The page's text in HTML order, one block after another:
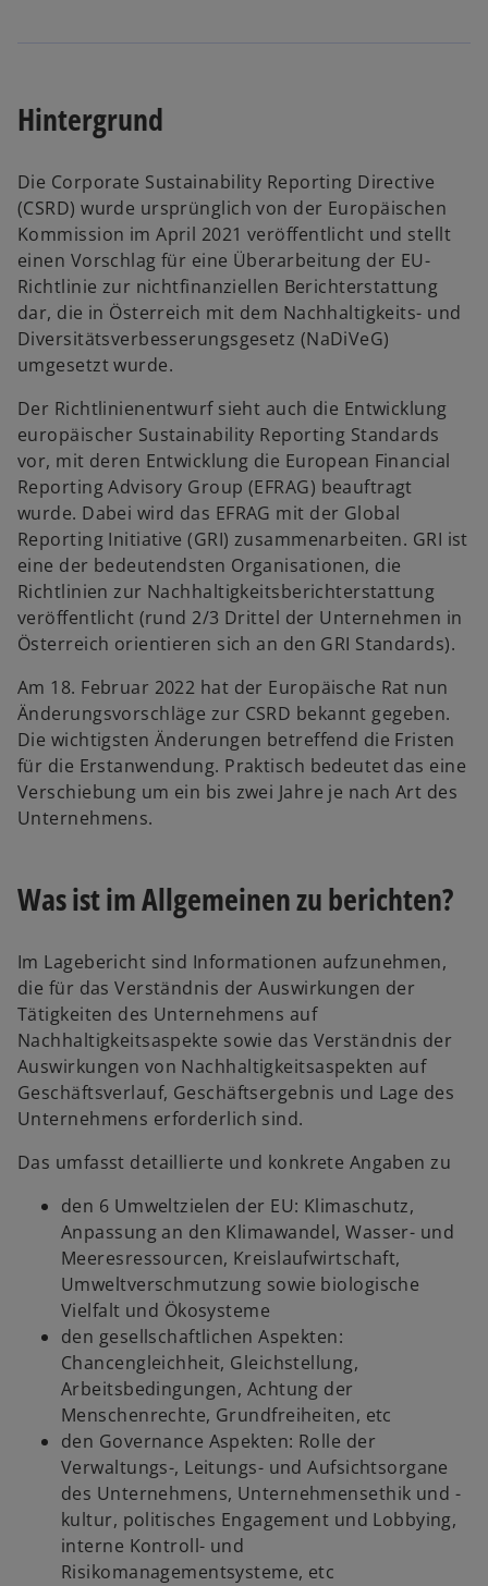
Hintergrund
Die Corporate Sustainability Reporting Directive
(CSRD) wurde ursprünglich von der Europäischen
Kommission im April 2021 veröffentlicht und stellt
einen Vorschlag für eine Überarbeitung der EU-
Richtlinie zur nichtfinanziellen Berichterstattung
dar, die in Österreich mit dem Nachhaltigkeits- und
Diversitätsverbesserungsgesetz (NaDiVeG)
umgesetzt wurde.
Der Richtlinienentwurf sieht auch die Entwicklung
europäischer Sustainability Reporting Standards
vor, mit deren Entwicklung die European Financial
Reporting Advisory Group (EFRAG) beauftragt
wurde. Dabei wird das EFRAG mit der Global
Reporting Initiative (GRI) zusammenarbeiten. GRI ist
eine der bedeutendsten Organisationen, die
Richtlinien zur Nachhaltigkeitsberichterstattung
veröffentlicht (rund 2/3 Drittel der Unternehmen in
Österreich orientieren sich an den GRI Standards).
Am 18. Februar 2022 hat der Europäische Rat nun
Änderungsvorschläge zur CSRD bekannt gegeben.
Die wichtigsten Änderungen betreffend die Fristen
für die Erstanwendung. Praktisch bedeutet das eine
Verschiebung um ein bis zwei Jahre je nach Art des
Unternehmens.
Was ist im Allgemeinen zu berichten?
Im Lagebericht sind Informationen aufzunehmen,
die für das Verständnis der Auswirkungen der
Tätigkeiten des Unternehmens auf
Nachhaltigkeitsaspekte sowie das Verständnis der
Auswirkungen von Nachhaltigkeitsaspekten auf
Geschäftsverlauf, Geschäftsergebnis und Lage des
Unternehmens erforderlich sind.
Das umfasst detaillierte und konkrete Angaben zu
den 6 Umweltzielen der EU: Klimaschutz,
Anpassung an den Klimawandel, Wasser- und
Meeresressourcen, Kreislaufwirtschaft,
Umweltverschmutzung sowie biologische
Vielfalt und Ökosysteme
den gesellschaftlichen Aspekten:
Chancengleichheit, Gleichstellung,
Arbeitsbedingungen, Achtung der
Menschenrechte, Grundfreiheiten, etc
den Governance Aspekten: Rolle der
Verwaltungs-, Leitungs- und Aufsichtsorgane
des Unternehmens, Unternehmensethik und -
kultur, politisches Engagement und Lobbying,
interne Kontroll- und
Risikomanagementsysteme, etc